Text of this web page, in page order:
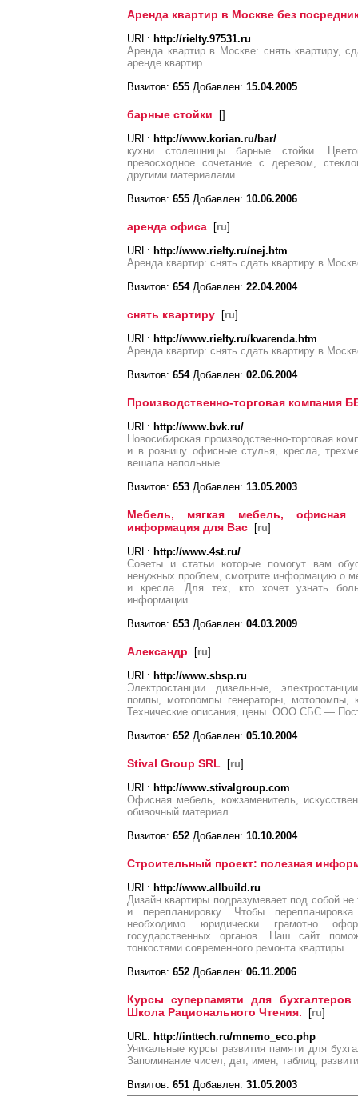
Аренда квартир в Москве без
URL: http://rielty.97531.ru
Аренда квартир в Москве: снять квартиру,
аренде квартир
Визитов: 655 Добавлен: 15.04.2005
барные стойки []
URL: http://www.korian.ru/bar/
кухни столешницы барные стойки.
превосходное сочетание с деревом,
другими материалами.
Визитов: 655 Добавлен: 10.06.2006
аренда офиса [ru]
URL: http://www.rielty.ru/nej.htm
Аренда квартир: снять сдать квартиру в
Визитов: 654Добавлен: 22.04.2004
снять квартиру [ru]
URL: http://www.rielty.ru/kvarenda.htm
Аренда квартир: снять сдать квартиру в
Визитов: 654Добавлен: 02.06.2004
Производственно-торговая компания
URL: http://www.bvk.ru/
Новосибирская производственно-торговая
и в розницу офисные стулья, кресла,
вешала напольные
Визитов: 653 Добавлен: 13.05.2003
Мебель, мягкая мебель,
информация для Вас [ru]
URL: http://www.4st.ru/
Советы и статьи которые помогут вам
ненужных проблем, смотрите информацию о
и кресла. Для тех, кто хочет узнать
информации.
Визитов: 653 Добавлен: 04.03.2009
Александр [ru]
URL: http://www.sbsp.ru
Электростанции дизельные,
помпы, мотопомпы генераторы, мотопомпы,
Технические описания, цены. ООО СБС —
Визитов: 652 Добавлен: 05.10.2004
Stival Group SRL [ru]
URL: http://www.stivalgroup.com
Офисная мебель, кожзаменитель,
обивочный материал
Визитов: 652 Добавлен: 10.10.2004
Строительный проект: полезная
URL: http://www.allbuild.ru
Дизайн квартиры подразумевает под собой
и перепланировку. Чтобы
необходимо юридически грамотно
государственных органов. Наш сайт
тонкостями современного ремонта квартиры.
Визитов: 652 Добавлен: 06.11.2006
Курсы суперпамяти для
Школа Рационального Чтения. [ru]
URL: http://inttech.ru/mnemo_eco.php
Уникальные курсы развития памяти для
Запоминание чисел, дат, имен, таблиц,
Визитов: 651 Добавлен: 31.05.2003